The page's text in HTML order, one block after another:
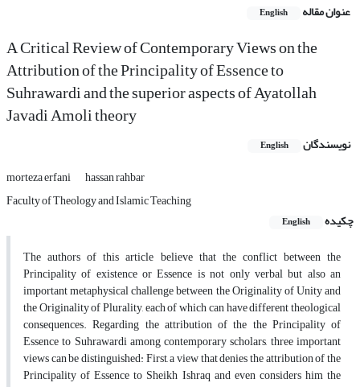
عنوان مقاله English
A Critical Review of Contemporary Views on the
Attribution of the Principality of Essence to
Suhrawardi and the superior aspects of Ayatollah
Javadi Amoli theory
نویسندگان English
morteza erfani
hassan rahbar
Faculty of Theology and Islamic Teaching
چکیده
English
The authors of this article believe that the conflict between the
Principality of existence or Essence is not only verbal but also an
important metaphysical challenge between the Originality of Unity and
the Originality of Plurality, each of which can have different theological
consequences. Regarding the attribution of the the Principality of
Essence to Suhrawardi among contemporary scholars, three important
views can be distinguished: First, a view that denies the attribution of the
Principality of Essence to Sheikh Ishraq and even considers him the